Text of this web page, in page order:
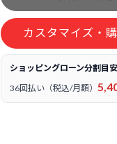
カスタマイズ・
ショッピングローン分割目
36回払い（税込/月額）